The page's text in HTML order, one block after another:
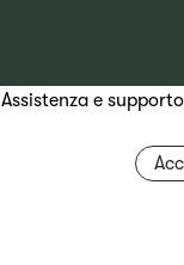
Assistenza e supporto